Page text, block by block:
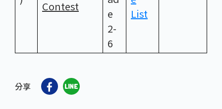
Contest
e
2-
6
List
分享